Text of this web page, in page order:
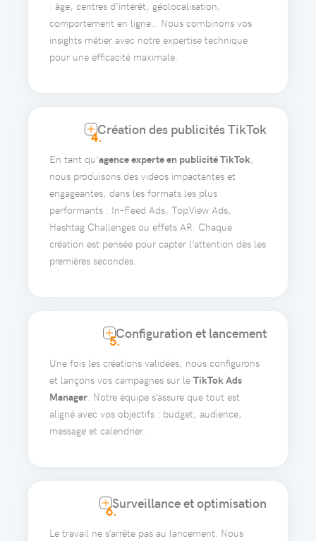
: âge, centres d’intérêt, géolocalisation,
comportement en ligne… Nous combinons vos
insights métier avec notre expertise technique
pour une efficacité maximale.
4.Création des publicités TikTok
En tant qu’agence experte en publicité TikTok,
nous produisons des vidéos impactantes et
engageantes, dans les formats les plus
performants : In-Feed Ads, TopView Ads,
Hashtag Challenges ou effets AR. Chaque
création est pensée pour capter l’attention dès les
premières secondes.
5.Configuration et lancement
Une fois les créations validées, nous configurons
et lançons vos campagnes sur le TikTok Ads
Manager. Notre équipe s’assure que tout est
aligné avec vos objectifs : budget, audience,
message et calendrier.
6.Surveillance et optimisation
Le travail ne s’arrête pas au lancement. Nous